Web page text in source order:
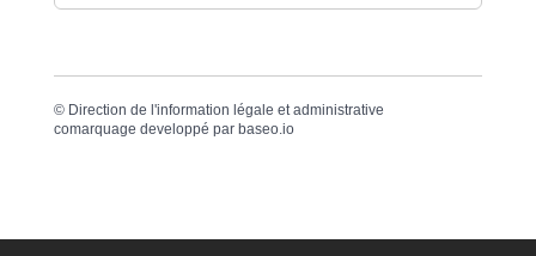
© Direction de l'information légale et administrative
comarquage developpé par baseo.io